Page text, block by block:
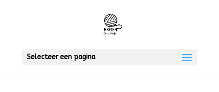
Selecteer een pagina